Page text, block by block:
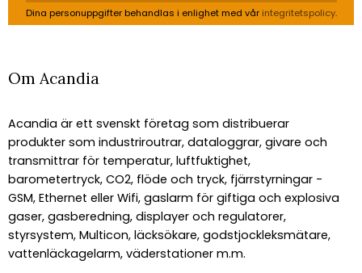
Dina personuppgifter behandlas i enlighet med vår integritetspolicy.
Om Acandia
Acandia är ett svenskt företag som distribuerar
produkter som industriroutrar, dataloggrar, givare och
transmittrar för temperatur, luftfuktighet,
barometertryck, CO2, flöde och tryck, fjärrstyrningar -
GSM, Ethernet eller Wifi, gaslarm för giftiga och explosiva
gaser, gasberedning, displayer och regulatorer,
styrsystem, Multicon, läcksökare, godstjockleksmätare,
vattenläckagelarm, väderstationer m.m.